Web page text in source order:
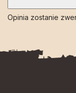
Opinia zostanie